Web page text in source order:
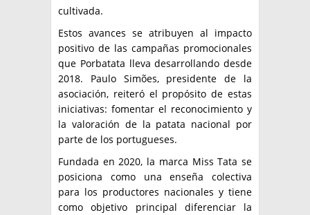
cultivada.
Estos avances se atribuyen al impacto
positivo de las campañas promocionales
que Porbatata lleva desarrollando desde
2018. Paulo Simões, presidente de la
asociación, reiteró el propósito de estas
iniciativas: fomentar el reconocimiento y
la valoración de la patata nacional por
parte de los portugueses.
Fundada en 2020, la marca Miss Tata se
posiciona como una enseña colectiva
para los productores nacionales y tiene
como objetivo principal diferenciar la